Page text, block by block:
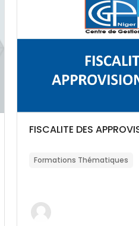
Catégorie de cours
Nom du cours
FISCALITE DES
Formations Thématiques